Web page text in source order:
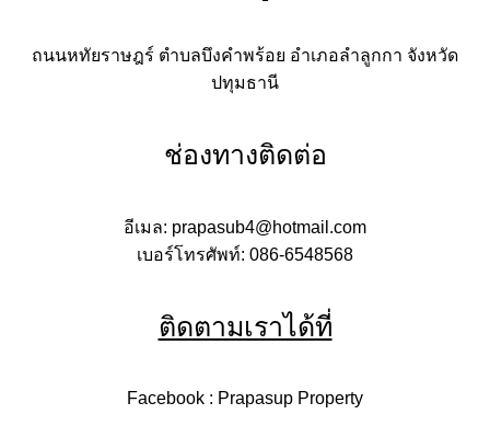
ถนนหทัยราษฎร์ ตำบลบึงคำพร้อย อำเภอลำลูกกา จังหวัด
ปทุมธานี
ช่องทางติดต่อ
อีเมล: prapasub4@hotmail.com
เบอร์โทรศัพท์: 086-6548568
ติดตามเราได้ที่
Facebook : Prapasup Property